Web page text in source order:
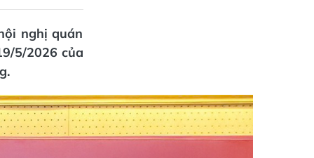
nghị quán
5/2026 của